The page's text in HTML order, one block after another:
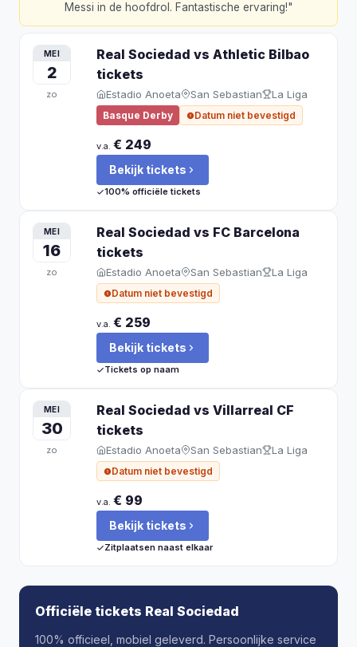
Messi in de hoofdrol. Fantastische ervaring!"
MEI
2
zo
Real Sociedad vs Athletic Bilbao
tickets
Estadio Anoeta San Sebastian La Liga
Basque Derby Datum niet bevestigd
v.a. € 249
Bekijk tickets
100% officiële tickets
MEI
16
zo
Real Sociedad vs FC Barcelona
tickets
Estadio Anoeta San Sebastian La Liga
Datum niet bevestigd
v.a. € 259
Bekijk tickets
Tickets op naam
MEI
30
zo
Real Sociedad vs Villarreal CF
tickets
Estadio Anoeta San Sebastian La Liga
Datum niet bevestigd
v.a. € 99
Bekijk tickets
Zitplaatsen naast elkaar
Officiële tickets Real Sociedad
100% officieel, mobiel geleverd. Persoonlijke service